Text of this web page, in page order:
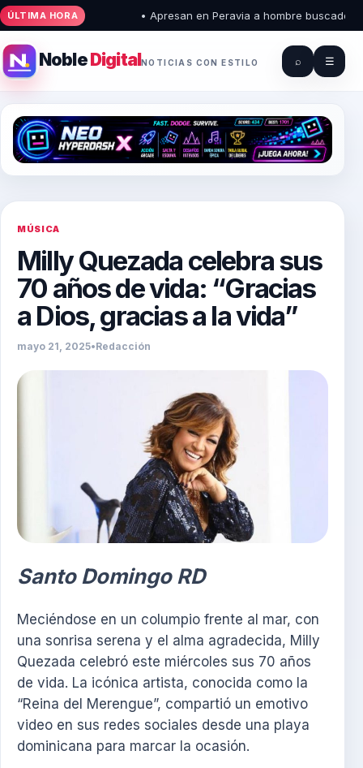
ÚLTIMA HORA • Apresan en Peravia a hombre buscado
NobleDigitalNOTICIAS CON ESTILO ⌕ ☰
MÚSICA
Milly Quezada celebra sus
70 años de vida: “Gracias
a Dios, gracias a la vida”
mayo 21, 2025•Redacción
Santo Domingo RD
Meciéndose en un columpio frente al mar, con
una sonrisa serena y el alma agradecida, Milly
Quezada celebró este miércoles sus 70 años
de vida. La icónica artista, conocida como la
“Reina del Merengue”, compartió un emotivo
video en sus redes sociales desde una playa
dominicana para marcar la ocasión.